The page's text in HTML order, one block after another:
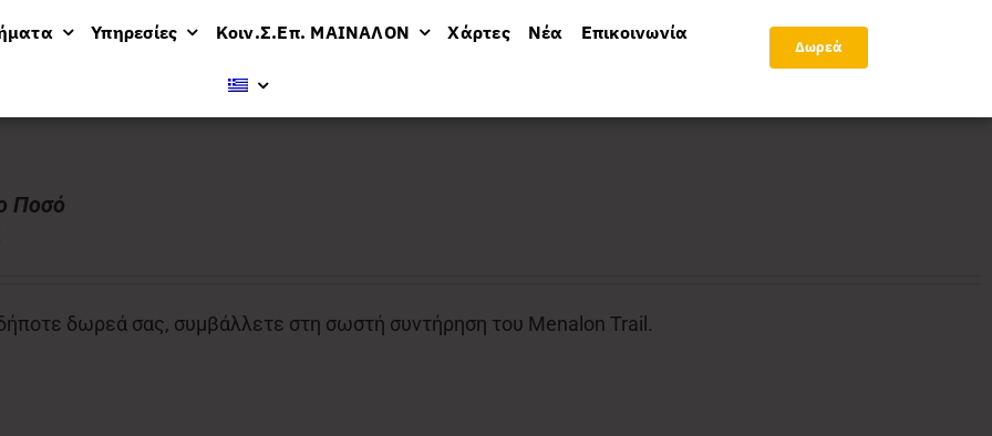
Υπηρεσίες Κοιν.Σ.Επ. ΜΑΙΝΑΛΟΝ Χάρτες Νέα Επικοινωνία
Δωρεά
Ποσό
δωρεά σας, συμβάλλετε στη σωστή συντήρηση του Menalon Trail.